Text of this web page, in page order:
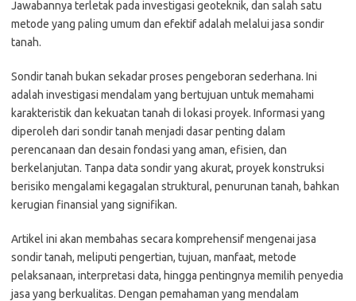
Jawabannya terletak pada investigasi geoteknik, dan salah satu
metode yang paling umum dan efektif adalah melalui jasa sondir
tanah.
Sondir tanah bukan sekadar proses pengeboran sederhana. Ini
adalah investigasi mendalam yang bertujuan untuk memahami
karakteristik dan kekuatan tanah di lokasi proyek. Informasi yang
diperoleh dari sondir tanah menjadi dasar penting dalam
perencanaan dan desain fondasi yang aman, efisien, dan
berkelanjutan. Tanpa data sondir yang akurat, proyek konstruksi
berisiko mengalami kegagalan struktural, penurunan tanah, bahkan
kerugian finansial yang signifikan.
Artikel ini akan membahas secara komprehensif mengenai jasa
sondir tanah, meliputi pengertian, tujuan, manfaat, metode
pelaksanaan, interpretasi data, hingga pentingnya memilih penyedia
jasa yang berkualitas. Dengan pemahaman yang mendalam